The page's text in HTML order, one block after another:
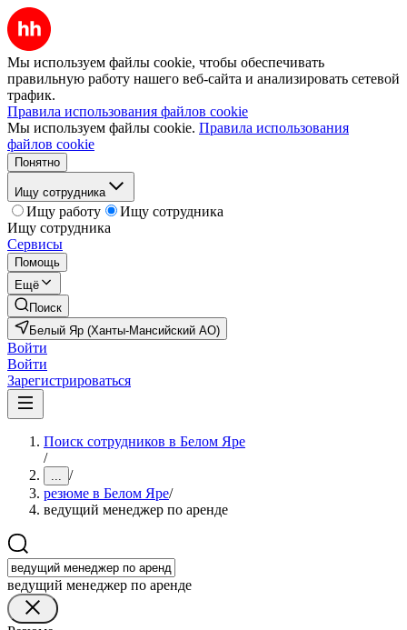
Мы используем файлы cookie, чтобы обеспечивать
правильную работу нашего веб-сайта и анализировать сетевой
трафик.
Правила использования файлов cookie
Мы используем файлы cookie. Правила использования
файлов cookie
Понятно
Ищу сотрудника
Ищу работу
Ищу сотрудника
Ищу сотрудника
Сервисы
Помощь
Ещё
Поиск
Белый Яр (Ханты-Мансийский АО)
Войти
Войти
Зарегистрироваться
Поиск сотрудников в Белом Яре
/
... /
резюме в Белом Яре/
ведущий менеджер по аренде
ведущий менеджер по аренде